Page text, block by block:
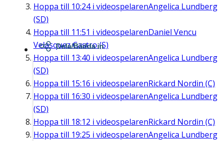
Hoppa till 10:24i videospelarenAngelica Lundberg
(SD)
Hoppa till 11:51 i videospelarenDaniel Vencu
Velasquez Castro (S)
Hoppa till 13:40 i videospelarenAngelica Lundberg
(SD)
Hoppa till 15:16 i videospelarenRickard Nordin (C)
Hoppa till 16:30 i videospelarenAngelica Lundberg
(SD)
Hoppa till 18:12 i videospelarenRickard Nordin (C)
Hoppa till 19:25 i videospelarenAngelica Lundberg
Dela/Bädda in